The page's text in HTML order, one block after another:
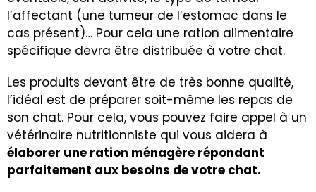
l’affectant (une tumeur de l’estomac dans le
cas présent)… Pour cela une ration alimentaire
spécifique devra être distribuée à votre chat.
Les produits devant être de très bonne qualité,
l’idéal est de préparer soit-même les repas de
son chat. Pour cela, vous pouvez faire appel à un
vétérinaire nutritionniste qui vous aidera à
élaborer une ration ménagère répondant
parfaitement aux besoins de votre chat.